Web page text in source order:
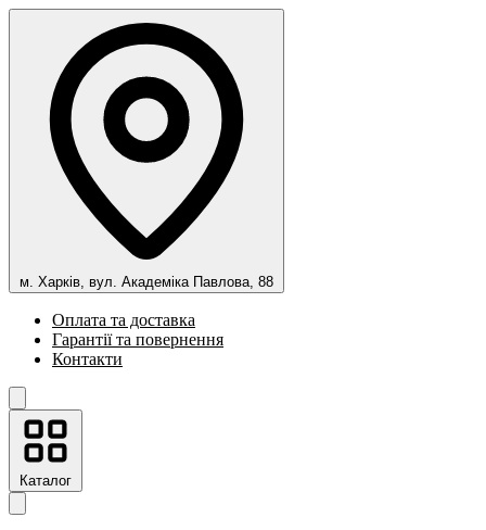
м. Харків, вул. Академіка Павлова, 88
Оплата та доставка
Гарантії та повернення
Контакти
Каталог